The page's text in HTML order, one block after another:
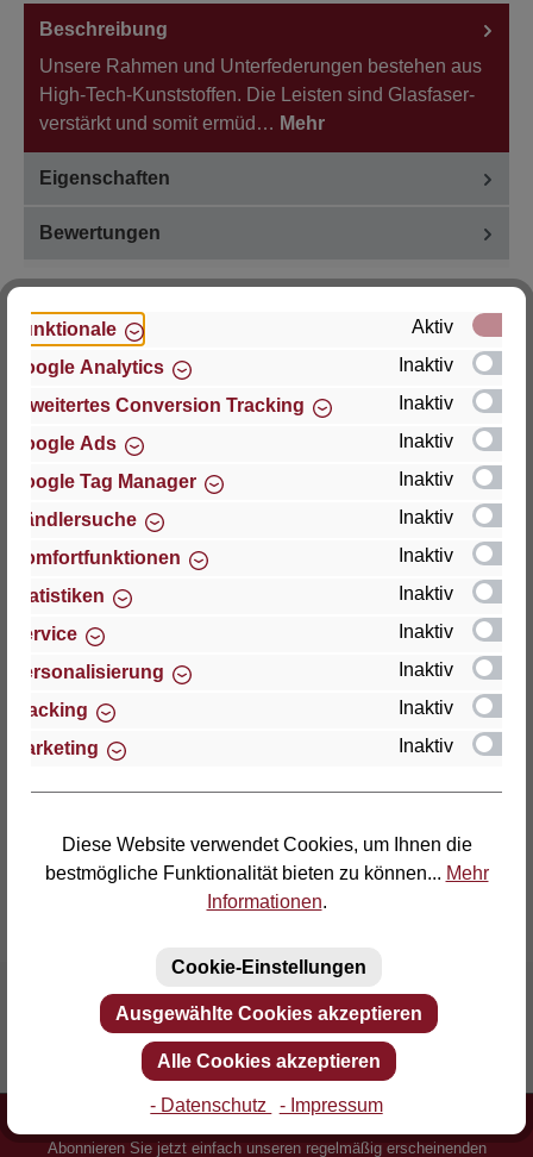
Beschreibung
Unsere Rahmen und Unterfederungen bestehen aus
High-Tech-Kunststoffen. Die Leisten sind Glasfaser-
verstärkt und somit ermüd… Mehr
Eigenschaften
Bewertungen
Hersteller
Für Fragen zu Produkt, Produktsicherheit oder
technische Unterstützung wenden Sie sich bitte an:
Thomas GmbH + Co. Sitz- und Liegemöbel KG
"Lattoflex"
D-27432 Bremervörde
Telefon: (04761) 979-0
E-Mail: info@lattoflex.com
Erfinder des Lattenrostes Mehr als 60 Jahre Erfahrung
Abonnieren Sie jetzt einfach unseren regelmäßig erscheinenden
Funktionale
Aktiv
Google Analytics
Inaktiv
Erweitertes Conversion Tracking
Inaktiv
Google Ads
Inaktiv
Google Tag Manager
Inaktiv
Händlersuche
Inaktiv
Komfortfunktionen
Inaktiv
Statistiken
Inaktiv
Service
Inaktiv
Personalisierung
Inaktiv
Tracking
Inaktiv
Marketing
Inaktiv
Diese Website verwendet Cookies, um Ihnen die
bestmögliche Funktionalität bieten zu können... Mehr
Informationen.
Cookie-Einstellungen
Ausgewählte Cookies akzeptieren
Alle Cookies akzeptieren
- Datenschutz - Impressum